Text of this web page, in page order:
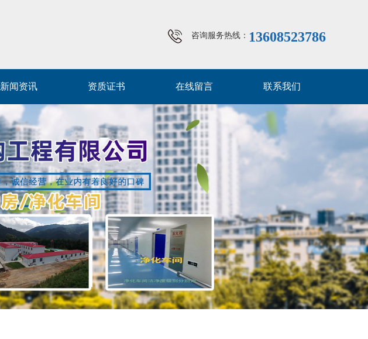
咨询服务热线： 13608523786
新闻资讯 资质证书 在线留言 联系我们